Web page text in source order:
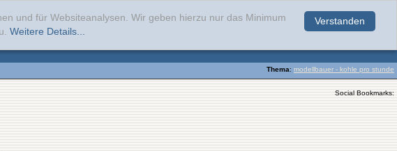
Verstanden
und für Websiteanalysen. Wir geben hierzu nur das Minimum
Weitere Details...
Thema: modellbauer - kohle pro stunde
Social Bookmarks: